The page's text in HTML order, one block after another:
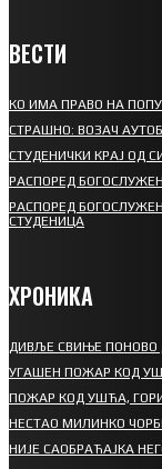
ВЕСТИ
КО ИМА ПРАВО НА
СТРАШНО: ВОЗАЧ
СТУДЕНИЧКИ КРАЈ ОД
РАСПОРЕД
РАСПОРЕД
СТУДЕНИЦА
ХРОНИКА
ДИВЉЕ СВИЊЕ ПОНОВО
УГАШЕН ПОЖАР КОД
ПОЖАР КОД УШЋА,
НЕСТАО МИЛИНКО
НИЈЕ САОБРАЋАЈКА